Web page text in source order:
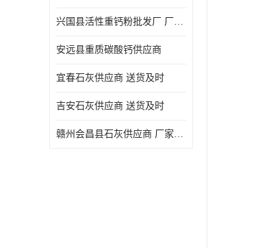
兴国县活性重钙粉批发厂 厂家供应 欢迎电话咨询
安远县重质碳酸钙供应商
宜春石灰供应商 送货及时
吉安石灰供应商 送货及时
赣州会昌县石灰供应商 厂家供应